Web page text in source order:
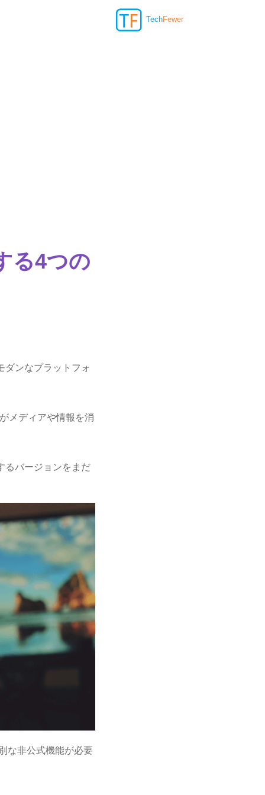
TechFewer
る4つの
ダンなプラットフォ
メディアや情報を消
るバージョンをまだ
な非公式機能が必要